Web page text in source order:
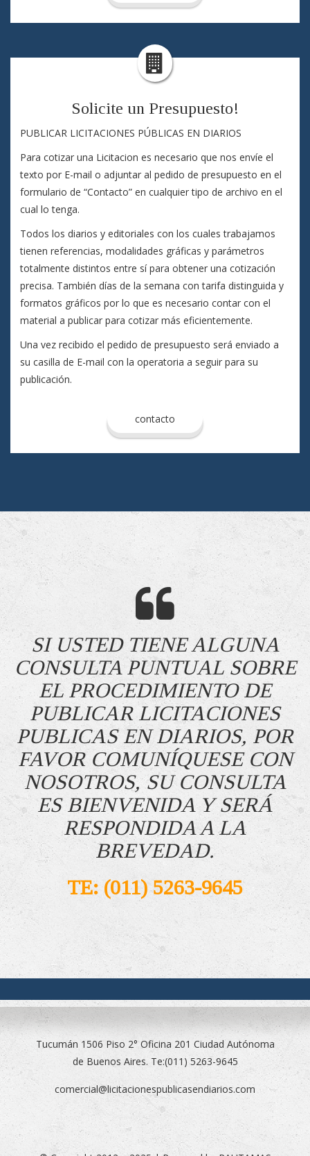
Solicite un Presupuesto!
PUBLICAR LICITACIONES PÚBLICAS EN DIARIOS
Para cotizar una Licitacion es necesario que nos envíe el
texto por E-mail o adjuntar al pedido de presupuesto en el
formulario de “Contacto” en cualquier tipo de archivo en el
cual lo tenga.
Todos los diarios y editoriales con los cuales trabajamos
tienen referencias, modalidades gráficas y parámetros
totalmente distintos entre sí para obtener una cotización
precisa. También días de la semana con tarifa distinguida y
formatos gráficos por lo que es necesario contar con el
material a publicar para cotizar más eficientemente.
Una vez recibido el pedido de presupuesto será enviado a
su casilla de E-mail con la operatoria a seguir para su
publicación.
contacto
SI USTED TIENE ALGUNA
CONSULTA PUNTUAL SOBRE
EL PROCEDIMIENTO DE
PUBLICAR LICITACIONES
PUBLICAS EN DIARIOS, POR
FAVOR COMUNÍQUESE CON
NOSOTROS, SU CONSULTA
ES BIENVENIDA Y SERÁ
RESPONDIDA A LA
BREVEDAD.
TE: (011) 5263-9645
Tucumán 1506 Piso 2° Oficina 201 Ciudad Autónoma
de Buenos Aires. Te:(011) 5263-9645
comercial@licitacionespublicasendiarios.com